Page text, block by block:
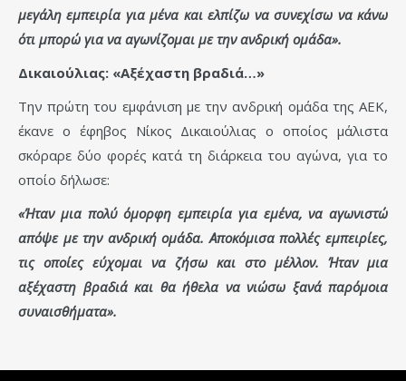
μεγάλη εμπειρία για μένα και ελπίζω να συνεχίσω να κάνω
ότι μπορώ για να αγωνίζομαι με την ανδρική ομάδα».
Δικαιούλιας: «Αξέχαστη βραδιά…»
Την πρώτη του εμφάνιση με την ανδρική ομάδα της ΑΕΚ,
έκανε ο έφηβος Νίκος Δικαιούλιας ο οποίος μάλιστα
σκόραρε δύο φορές κατά τη διάρκεια του αγώνα, για το
οποίο δήλωσε:
«Ήταν μια πολύ όμορφη εμπειρία για εμένα, να αγωνιστώ
απόψε με την ανδρική ομάδα. Αποκόμισα πολλές εμπειρίες,
τις οποίες εύχομαι να ζήσω και στο μέλλον. Ήταν μια
αξέχαστη βραδιά και θα ήθελα να νιώσω ξανά παρόμοια
συναισθήματα».